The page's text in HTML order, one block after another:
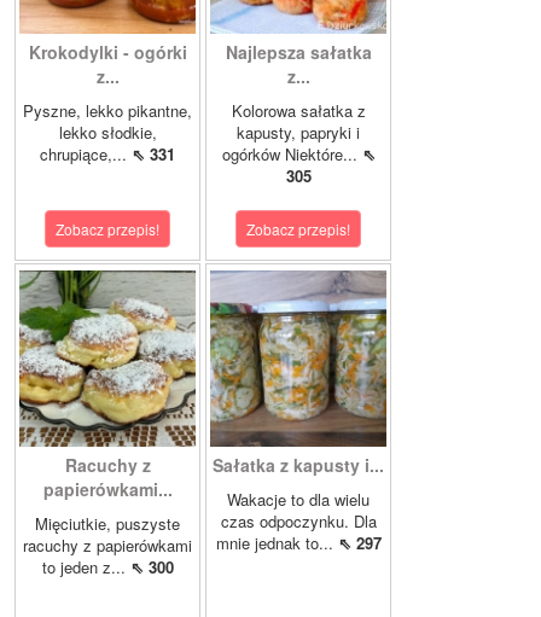
Krokodylki - ogórki
z...
Pyszne, lekko pikantne,
lekko słodkie,
chrupiące,... ⇖ 331
Zobacz przepis!
Najlepsza sałatka
z...
Kolorowa sałatka z
kapusty, papryki i
ogórków Niektóre... ⇖
305
Zobacz przepis!
Racuchy z
papierówkami...
Mięciutkie, puszyste
racuchy z papierówkami
to jeden z... ⇖ 300
Sałatka z kapusty i...
Wakacje to dla wielu
czas odpoczynku. Dla
mnie jednak to... ⇖ 297